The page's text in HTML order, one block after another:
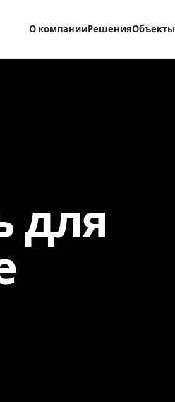
О компанииРешенияОбъекты
для